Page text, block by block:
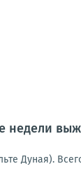
недели
Дуная).